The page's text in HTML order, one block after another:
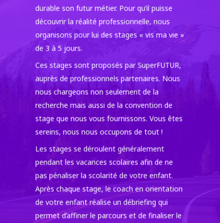
durable son futur métier. Pour qu’il puisse
découvrir la réalité professionnelle, nous
organisons pour lui des stages « vis ma vie »
de 3 à 5 jours.
Ces stages sont proposés par SuperFUTUR,
auprès de professionnels partenaires. Nous
nous chargeons non seulement de la
recherche mais aussi de la convention de
stage que nous vous fournissons. Vous êtes
sereins, nous nous occupons de tout !
Les stages se déroulent généralement
pendant les vacances scolaires afin de ne
pas pénaliser la scolarité de votre enfant.
Après chaque stage, le coach en orientation
de votre enfant réalise un débriefing qui
permet d’affiner le parcours et de finaliser le